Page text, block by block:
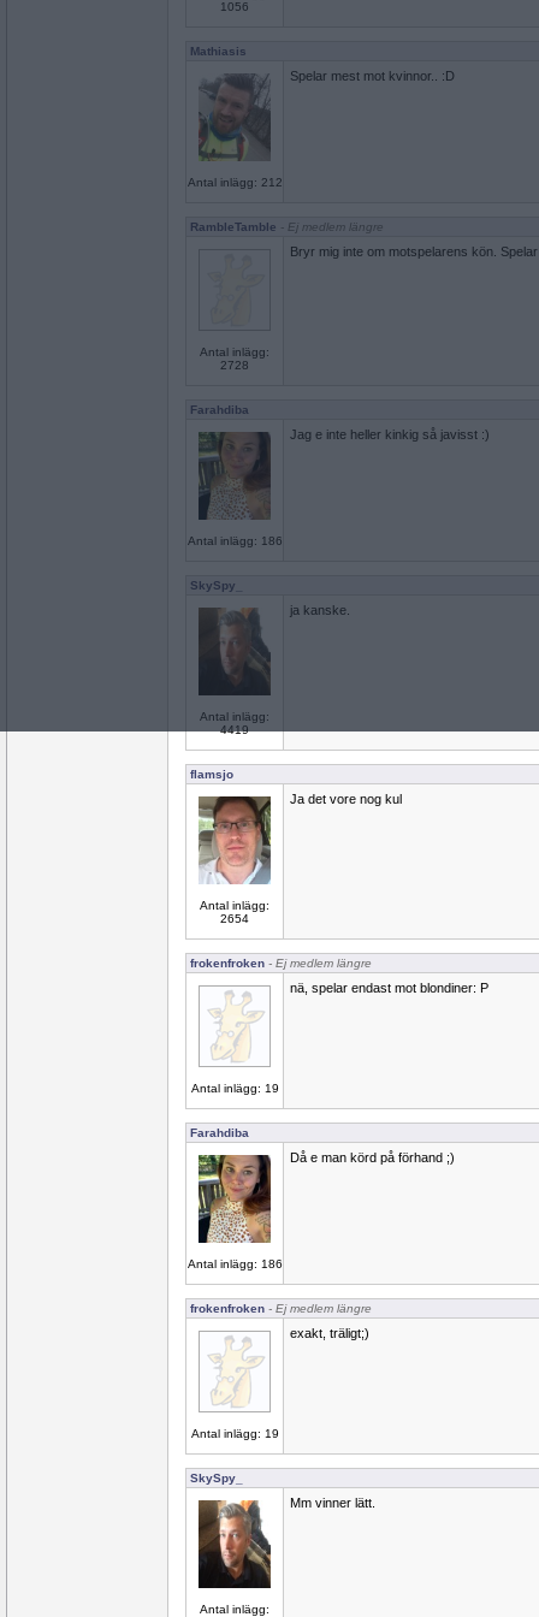
1056
Mathiasis
Antal inlägg: 212
Spelar mest mot kvinnor.. :D
RambleTamble - Ej medlem längre
Antal inlägg:
2728
Bryr mig inte om motspelarens kön.
Farahdiba
Antal inlägg: 186
Jag e inte heller kinkig så javisst :)
SkySpy_
Antal inlägg:
4419
ja kanske.
flamsjo
Antal inlägg:
2654
Ja det vore nog kul
frokenfroken - Ej medlem längre
Antal inlägg: 19
nä, spelar endast mot blondiner: P
Farahdiba
Antal inlägg: 186
Då e man körd på förhand ;)
frokenfroken - Ej medlem längre
Antal inlägg: 19
exakt, träligt;)
SkySpy_
Antal inlägg:
Mm vinner lätt.